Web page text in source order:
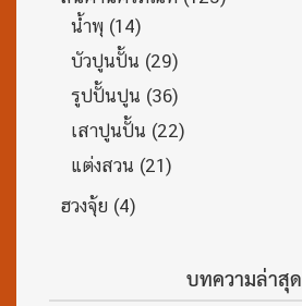
น้ำพุ (14)
บัวปูนปั้น (29)
รูปปั้นปูน (36)
เสาปูนปั้น (22)
แต่งสวน (21)
ฮวงจุ้ย (4)
บทความล่าสุด